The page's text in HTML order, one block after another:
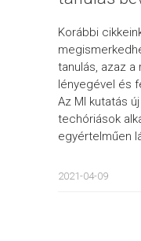
Korábbi
tanulás, azaz
lényegével és
Az MI kutatás
techóriások
egyértelműen
2021-04-09